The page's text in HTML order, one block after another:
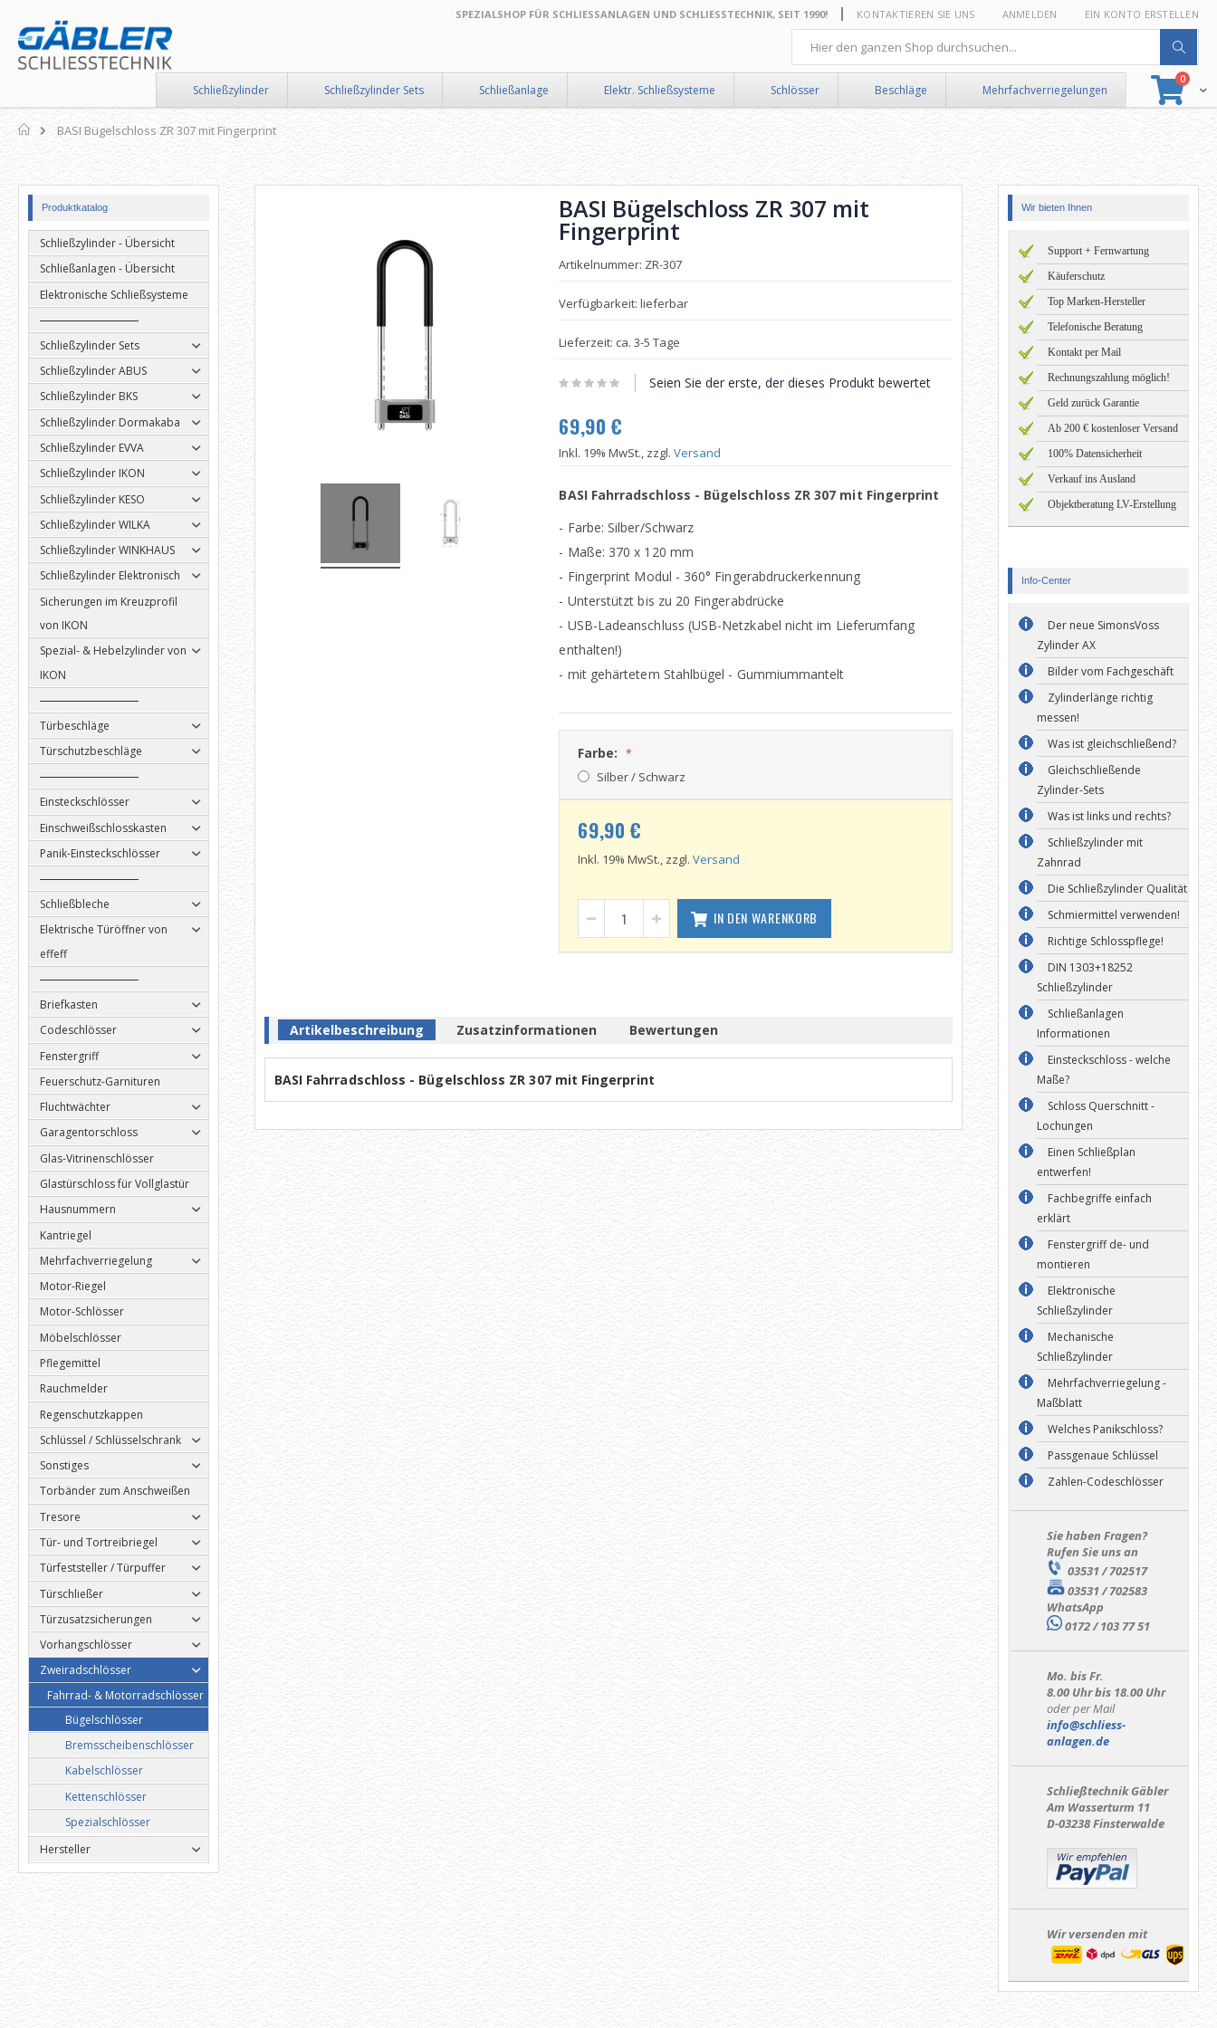
zum
Inhalt
SPEZIALSHOP FÜR SCHLIESSANLAGEN UND SCHLIESSTECHNIK, SEIT 1990! KONTAKTIEREN SIE UNS ANMELDEN EIN KONTO ERSTELLEN
0Artikel
Suche
Suche
Schließzylinder Schließzylinder Sets Schließanlage Elektr. Schließsysteme Schlösser Beschläge Mehrfachverriegelungen
Home
BASI Bügelschloss ZR 307 mit Fingerprint
BASI Bügelschloss ZR 307 mit
Fingerprint
Artikelnummer: ZR-307
Verfügbarkeit: lieferbar
Lieferzeit: ca. 3-5 Tage
Seien Sie der erste, der dieses Produkt bewertet
69,90 €
Inkl. 19% MwSt., zzgl.Versand
BASI Fahrradschloss - Bügelschloss ZR 307 mit Fingerprint
- Farbe: Silber/Schwarz
- Maße: 370 x 120 mm
- Fingerprint Modul - 360° Fingerabdruckerkennung
- Unterstützt bis zu 20 Fingerabdrücke
- USB-Ladeanschluss (USB-Netzkabel nicht im Lieferumfang
enthalten!)
- mit gehärtetem Stahlbügel - Gummiummantelt
Farbe:
Silber / Schwarz
69,90 €
Inkl. 19% MwSt., zzgl.Versand
IN DEN WARENKORB
Artikelbeschreibung
BASI Fahrradschloss - Bügelschloss ZR 307 mit Fingerprint
Zusatzinformationen Bewertungen
Produktkatalog
Schließzylinder - Übersicht
Schließanlagen - Übersicht
Elektronische Schließsysteme
Schließzylinder Sets
Schließzylinder ABUS
Schließzylinder BKS
Schließzylinder Dormakaba
Schließzylinder EVVA
Schließzylinder IKON
Schließzylinder KESO
Schließzylinder WILKA
Schließzylinder WINKHAUS
Schließzylinder Elektronisch
Sicherungen im Kreuzprofil
von IKON
Spezial- & Hebelzylinder von
IKON
Türbeschläge
Türschutzbeschläge
Einsteckschlösser
Einschweißschlosskasten
Panik-Einsteckschlösser
Schließbleche
Elektrische Türöffner von
effeff
Briefkasten
Codeschlösser
Fenstergriff
Feuerschutz-Garnituren
Fluchtwächter
Garagentorschloss
Glas-Vitrinenschlösser
Glastürschloss für Vollglastür
Hausnummern
Kantriegel
Mehrfachverriegelung
Motor-Riegel
Motor-Schlösser
Möbelschlösser
Pflegemittel
Rauchmelder
Regenschutzkappen
Schlüssel / Schlüsselschrank
Sonstiges
Torbänder zum Anschweißen
Tresore
Tür- und Tortreibriegel
Türfeststeller / Türpuffer
Türschließer
Türzusatzsicherungen
Vorhangschlösser
Zweiradschlösser
Fahrrad- & Motorradschlösser
Bügelschlösser
Bremsscheibenschlösser
Kabelschlösser
Kettenschlösser
Spezialschlösser
Hersteller
Wir bieten Ihnen
Support + Fernwartung
Käuferschutz
Top Marken-Hersteller
Telefonische Beratung
Kontakt per Mail
Rechnungszahlung möglich!
Geld zurück Garantie
Ab 200 € kostenloser Versand
100% Datensicherheit
Verkauf ins Ausland
Objektberatung LV-Erstellung
Info-Center
Der neue SimonsVoss
Zylinder AX
Bilder vom Fachgeschäft
Zylinderlänge richtig
messen!
Was ist gleichschließend?
Gleichschließende
Zylinder-Sets
Was ist links und rechts?
Schließzylinder mit
Zahnrad
Die Schließzylinder Qualität
Schmiermittel verwenden!
Richtige Schlosspflege!
DIN 1303+18252
Schließzylinder
Schließanlagen
Informationen
Einsteckschloss - welche
Maße?
Schloss Querschnitt -
Lochungen
Einen Schließplan
entwerfen!
Fachbegriffe einfach
erklärt
Fenstergriff de- und
montieren
Elektronische
Schließzylinder
Mechanische
Schließzylinder
Mehrfachverriegelung -
Maßblatt
Welches Panikschloss?
Passgenaue Schlüssel
Zahlen-Codeschlösser
Sie haben Fragen?
Rufen Sie uns an
03531 / 702517
03531 / 702583
WhatsApp
0172 / 103 77 51
Mo. bis Fr.
8.00 Uhr bis 18.00 Uhr
oder per Mail
info@schliess-
anlagen.de
Schließtechnik Gäbler
Am Wasserturm 11
D-03238 Finsterwalde
Wir versenden mit